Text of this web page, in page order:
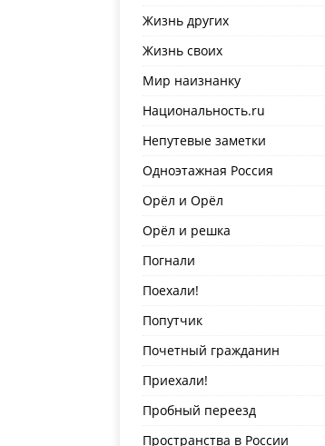
Жизнь других
Жизнь своих
Мир наизнанку
Национальность.ru
Непутевые заметки
Одноэтажная Россия
Орёл и Орёл
Орёл и решка
Погнали
Поехали!
Попутчик
Почетный гражданин
Приехали!
Пробный переезд
Пространства в России